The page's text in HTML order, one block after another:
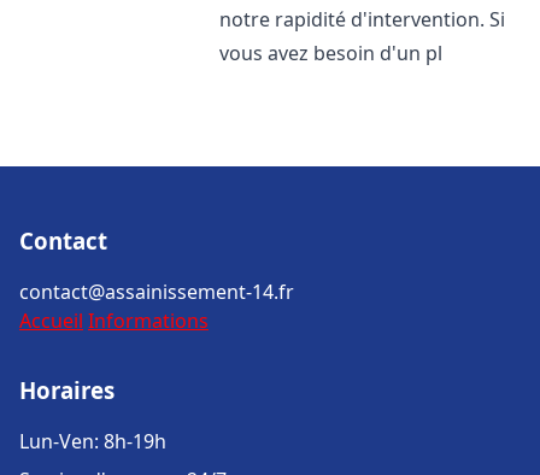
notre rapidité d'intervention. Si
vous avez besoin d'un pl
Contact
contact@assainissement-14.fr
Accueil Informations
Horaires
Lun-Ven: 8h-19h